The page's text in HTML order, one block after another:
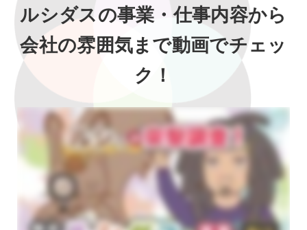
ルシダスの事業・仕事内容から
会社の雰囲気まで動画でチェッ
ク！